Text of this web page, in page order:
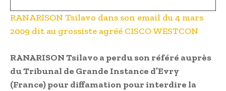
RANARISON Tsilavo dans son email du 4 mars
2009 dit au grossiste agréé CISCO WESTCON
RANARISON Tsilavo a perdu son référé auprès
du Tribunal de Grande Instance d’Evry
(France) pour diffamation pour interdire la